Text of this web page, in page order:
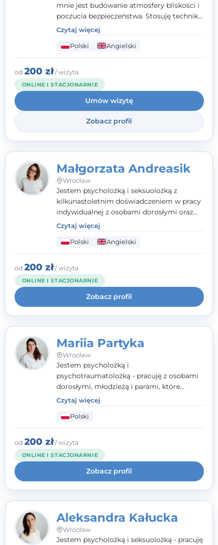
mnie jest budowanie atmosfery bliskości i
poczucia bezpieczeństwa. Stosuję techniki
poznawczo-behawioralne oraz metody,
które koncentrują się na rozwiązaniach
(TSR). Te polegają na osiąganiu
zamierzonych celów (doprowadzeniu do
rozwiązania trudnych sytuacji) poprzez
identyfikowanie i wzmacnianie zasobów
oraz mocnych stron klienta. W swojej
pracy korzystam także z metod dialogu
motywacyjnego i treningu uważności.
Czytaj więcej
Polski Angielski
od 200 zł/ wizyta
ONLINE I STACJONARNIE
Umów wizytę
Zobacz profil
Małgorzata Andreasik
Wrocław
Jestem psycholożką i seksuolożką z
kilkunastoletnim doświadczeniem w pracy
indywidualnej z osobami dorosłymi oraz
parami. Specjalizuję się w obszarze zdrowia
seksualnego, żałoby, kryzysów życiowych i
wypalenia zawodowego. Pracuję w języku
polskim i angielskim, w podejściu
humanistycznym, opartym na
partnerstwie i podmiotowości klienta.
Czytaj więcej
Polski Angielski
od 200 zł/ wizyta
ONLINE I STACJONARNIE
Zobacz profil
Mariia Partyka
Wrocław
Jestem psycholożką i
psychotraumatolożką - pracuję z osobami
dorosłymi, młodzieżą i parami, które
doświadczają kryzysów psychicznych,
traumy, stanów lękowych i trudności
relacyjnych. W pracy kieruję się
uważnością, empatią i głębokim
szacunkiem dla indywidualnej historii
każdego człowieka. Jestem w trakcie
czteroletniej szkoły psychoterapii
poznawczo-behawioralnej
rekomendowanej przez PTTPB.
Czytaj więcej
Polski
od 200 zł/ wizyta
ONLINE I STACJONARNIE
Zobacz profil
Aleksandra Kałucka
Wrocław
Jestem psycholożką i seksuolożką - pracuję